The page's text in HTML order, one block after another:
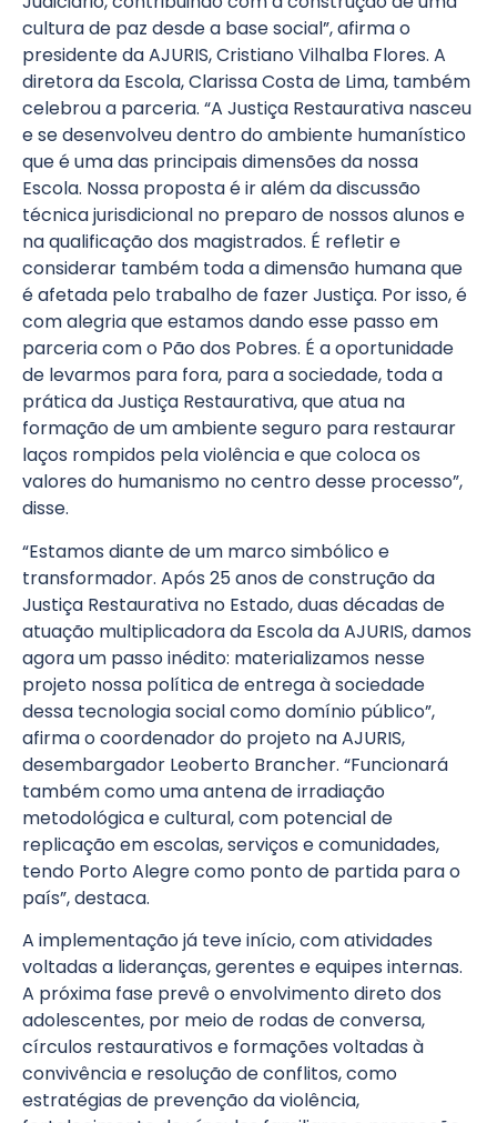
cultura de paz desde a base social”, afirma o
presidente da AJURIS, Cristiano Vilhalba Flores. A
diretora da Escola, Clarissa Costa de Lima, também
celebrou a parceria. “A Justiça Restaurativa nasceu
e se desenvolveu dentro do ambiente humanístico
que é uma das principais dimensões da nossa
Escola. Nossa proposta é ir além da discussão
técnica jurisdicional no preparo de nossos alunos e
na qualificação dos magistrados. É refletir e
considerar também toda a dimensão humana que
é afetada pelo trabalho de fazer Justiça. Por isso, é
com alegria que estamos dando esse passo em
parceria com o Pão dos Pobres. É a oportunidade
de levarmos para fora, para a sociedade, toda a
prática da Justiça Restaurativa, que atua na
formação de um ambiente seguro para restaurar
laços rompidos pela violência e que coloca os
valores do humanismo no centro desse processo”,
disse.
“Estamos diante de um marco simbólico e
transformador. Após 25 anos de construção da
Justiça Restaurativa no Estado, duas décadas de
atuação multiplicadora da Escola da AJURIS, damos
agora um passo inédito: materializamos nesse
projeto nossa política de entrega à sociedade
dessa tecnologia social como domínio público”,
afirma o coordenador do projeto na AJURIS,
desembargador Leoberto Brancher. “Funcionará
também como uma antena de irradiação
metodológica e cultural, com potencial de
replicação em escolas, serviços e comunidades,
tendo Porto Alegre como ponto de partida para o
país”, destaca.
A implementação já teve início, com atividades
voltadas a lideranças, gerentes e equipes internas.
A próxima fase prevê o envolvimento direto dos
adolescentes, por meio de rodas de conversa,
círculos restaurativos e formações voltadas à
convivência e resolução de conflitos, como
estratégias de prevenção da violência,